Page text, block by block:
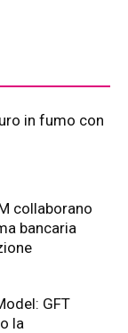
in fumo con
collaborano
bancaria
GFT
la